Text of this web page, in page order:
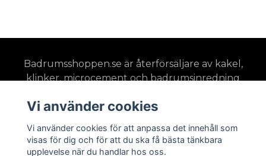
Badrumsshoppen.se är återförsäljare av kakel,
klinker, microcement och badrumsinredning
badrumsdesign. Hos oss får du möjlighet att se
ditt projekt färdigställt innan det påbörjas.
Vi använder cookies
Vi använder cookies för att anpassa det innehåll som
visas för dig och för att du ska få bästa tänkbara
upplevelse när du handlar hos oss.